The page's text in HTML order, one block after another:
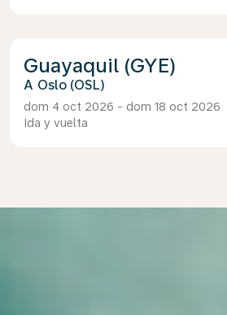
Guayaquil (GYE)
Oslo (OSL)
dom 4 oct 2026 - dom 18 oct 2026
Ida y vuelta